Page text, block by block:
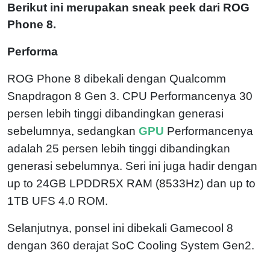
Berikut ini merupakan sneak peek dari ROG
Phone 8.
Performa
ROG Phone 8 dibekali dengan Qualcomm
Snapdragon 8 Gen 3. CPU Performancenya 30
persen lebih tinggi dibandingkan generasi
sebelumnya, sedangkan GPU Performancenya
adalah 25 persen lebih tinggi dibandingkan
generasi sebelumnya. Seri ini juga hadir dengan
up to 24GB LPDDR5X RAM (8533Hz) dan up to
1TB UFS 4.0 ROM.
Selanjutnya, ponsel ini dibekali Gamecool 8
dengan 360 derajat SoC Cooling System Gen2.